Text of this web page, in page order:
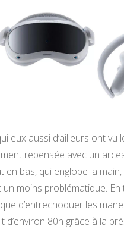
eux aussi d’ailleurs ont vu
repensée avec un
en bas, qui englobe la
un moins problématique.
d’entrechoquer les
d’environ 80h grâce à la